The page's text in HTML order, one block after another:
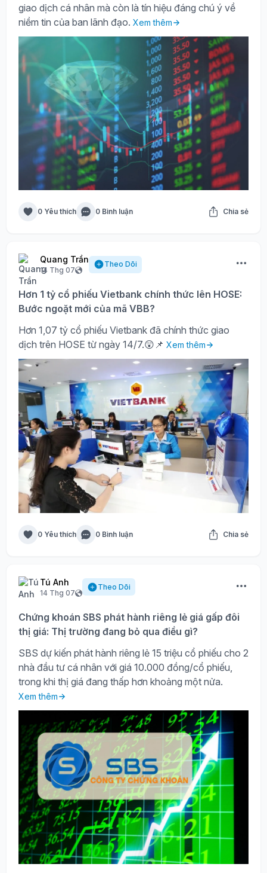
giao dịch cá nhân mà còn là tín hiệu đáng chú ý về
niềm tin của ban lãnh đạo. Xem thêm
0 Yêu thích 0 Bình luận Chia sẻ
Quang Trần
14 Thg 07
Theo Dõi
Hơn 1 tỷ cổ phiếu Vietbank chính thức lên HOSE:
Bước ngoặt mới của mã VBB?
Hơn 1,07 tỷ cổ phiếu Vietbank đã chính thức giao
dịch trên HOSE từ ngày 14/7.😲📌 Xem thêm
0 Yêu thích 0 Bình luận Chia sẻ
Tú Anh
14 Thg 07
Theo Dõi
Chứng khoán SBS phát hành riêng lẻ giá gấp đôi
thị giá: Thị trường đang bỏ qua điều gì?
SBS dự kiến phát hành riêng lẻ 15 triệu cổ phiếu cho 2
nhà đầu tư cá nhân với giá 10.000 đồng/cổ phiếu,
trong khi thị giá đang thấp hơn khoảng một nửa.
Xem thêm